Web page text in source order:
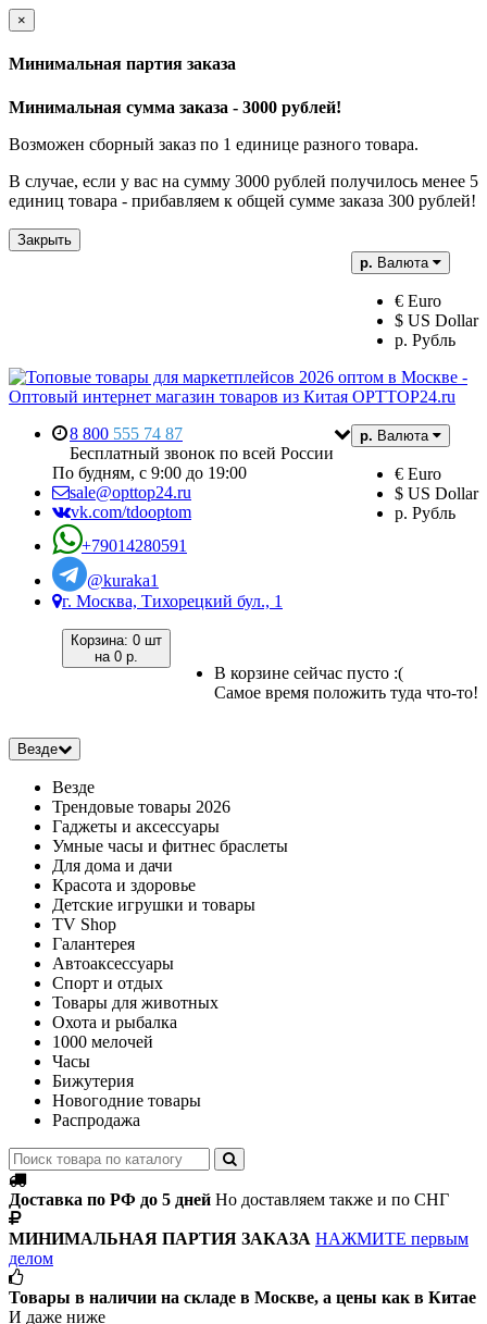
×
Минимальная партия заказа
Минимальная сумма заказа - 3000 рублей!
Возможен сборный заказ по 1 единице разного товара.
В случае, если у вас на сумму 3000 рублей получилось менее 5
единиц товара - прибавляем к общей сумме заказа 300 рублей!
Закрыть
р. Валюта
€ Euro
$ US Dollar
р. Рубль
р. Валюта
€ Euro
$ US Dollar
р. Рубль
8 800 555 74 87
Бесплатный звонок по всей России
По будням, с 9:00 до 19:00
sale@opttop24.ru
vk.com/tdooptom
+79014280591
@kuraka1
г. Москва, Тихорецкий бул., 1
Корзина: 0 шт
на 0 р.
В корзине сейчас пусто :(
Самое время положить туда что-то!
Везде
Везде
Трендовые товары 2026
Гаджеты и аксессуары
Умные часы и фитнес браслеты
Для дома и дачи
Красота и здоровье
Детские игрушки и товары
TV Shop
Галантерея
Автоаксессуары
Спорт и отдых
Товары для животных
Охота и рыбалка
1000 мелочей
Часы
Бижутерия
Новогодние товары
Распродажа
Доставка по РФ до 5 дней Но доставляем также и по СНГ
МИНИМАЛЬНАЯ ПАРТИЯ ЗАКАЗА НАЖМИТЕ первым
делом
Товары в наличии на складе в Москве, а цены как в Китае
И даже ниже